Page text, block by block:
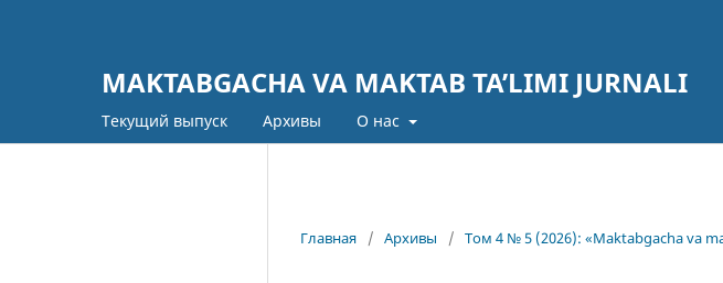
MAKTABGACHA VA MAKTAB TA’LIMI JURNALI
Текущий выпуск Архивы О нас
Главная / Архивы / Том 4 № 5 (2026): «Maktabgacha va